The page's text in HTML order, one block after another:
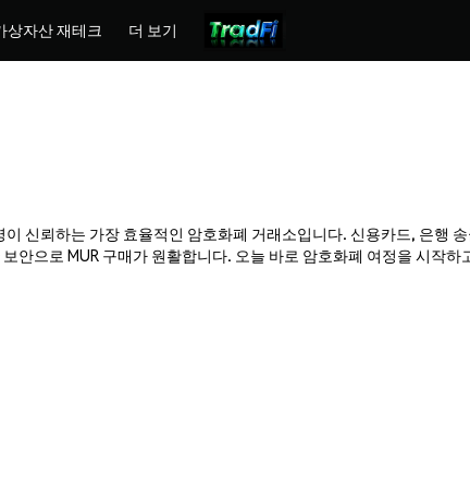
상자산 재테크 더 보기
신뢰하는 가장 효율적인 암호화폐 거래소입니다. 신용카드, 은행
안으로 MUR 구매가 원활합니다. 오늘 바로 암호화폐 여정을 시작